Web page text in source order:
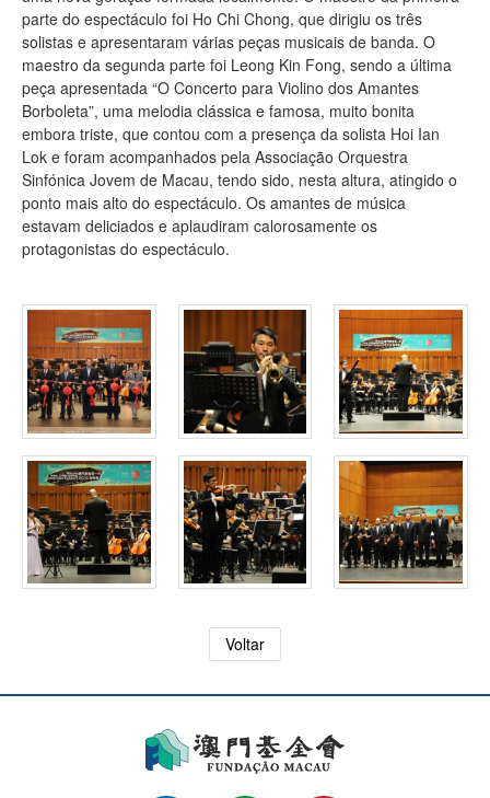
parte do espectáculo foi Ho Chi Chong, que dirigiu os três
solistas e apresentaram várias peças musicais de banda. O
maestro da segunda parte foi Leong Kin Fong, sendo a última
peça apresentada “O Concerto para Violino dos Amantes
Borboleta”, uma melodia clássica e famosa, muito bonita
embora triste, que contou com a presença da solista Hoi Ian
Lok e foram acompanhados pela Associação Orquestra
Sinfónica Jovem de Macau, tendo sido, nesta altura, atingido o
ponto mais alto do espectáculo. Os amantes de música
estavam deliciados e aplaudiram calorosamente os
protagonistas do espectáculo.
Voltar